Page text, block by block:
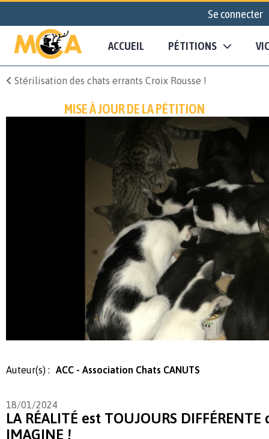
Se connecter
ACCUEIL PÉTITIONS
Stérilisation des chats errants Croix Rousse !
MISE À JOUR DE LA PÉTITION
Auteur(s) : ACC - Association Chats CANUTS
18/01/2024
LA RÉALITÉ est TOUJOURS DIFFÉRENTE
IMAGINE !